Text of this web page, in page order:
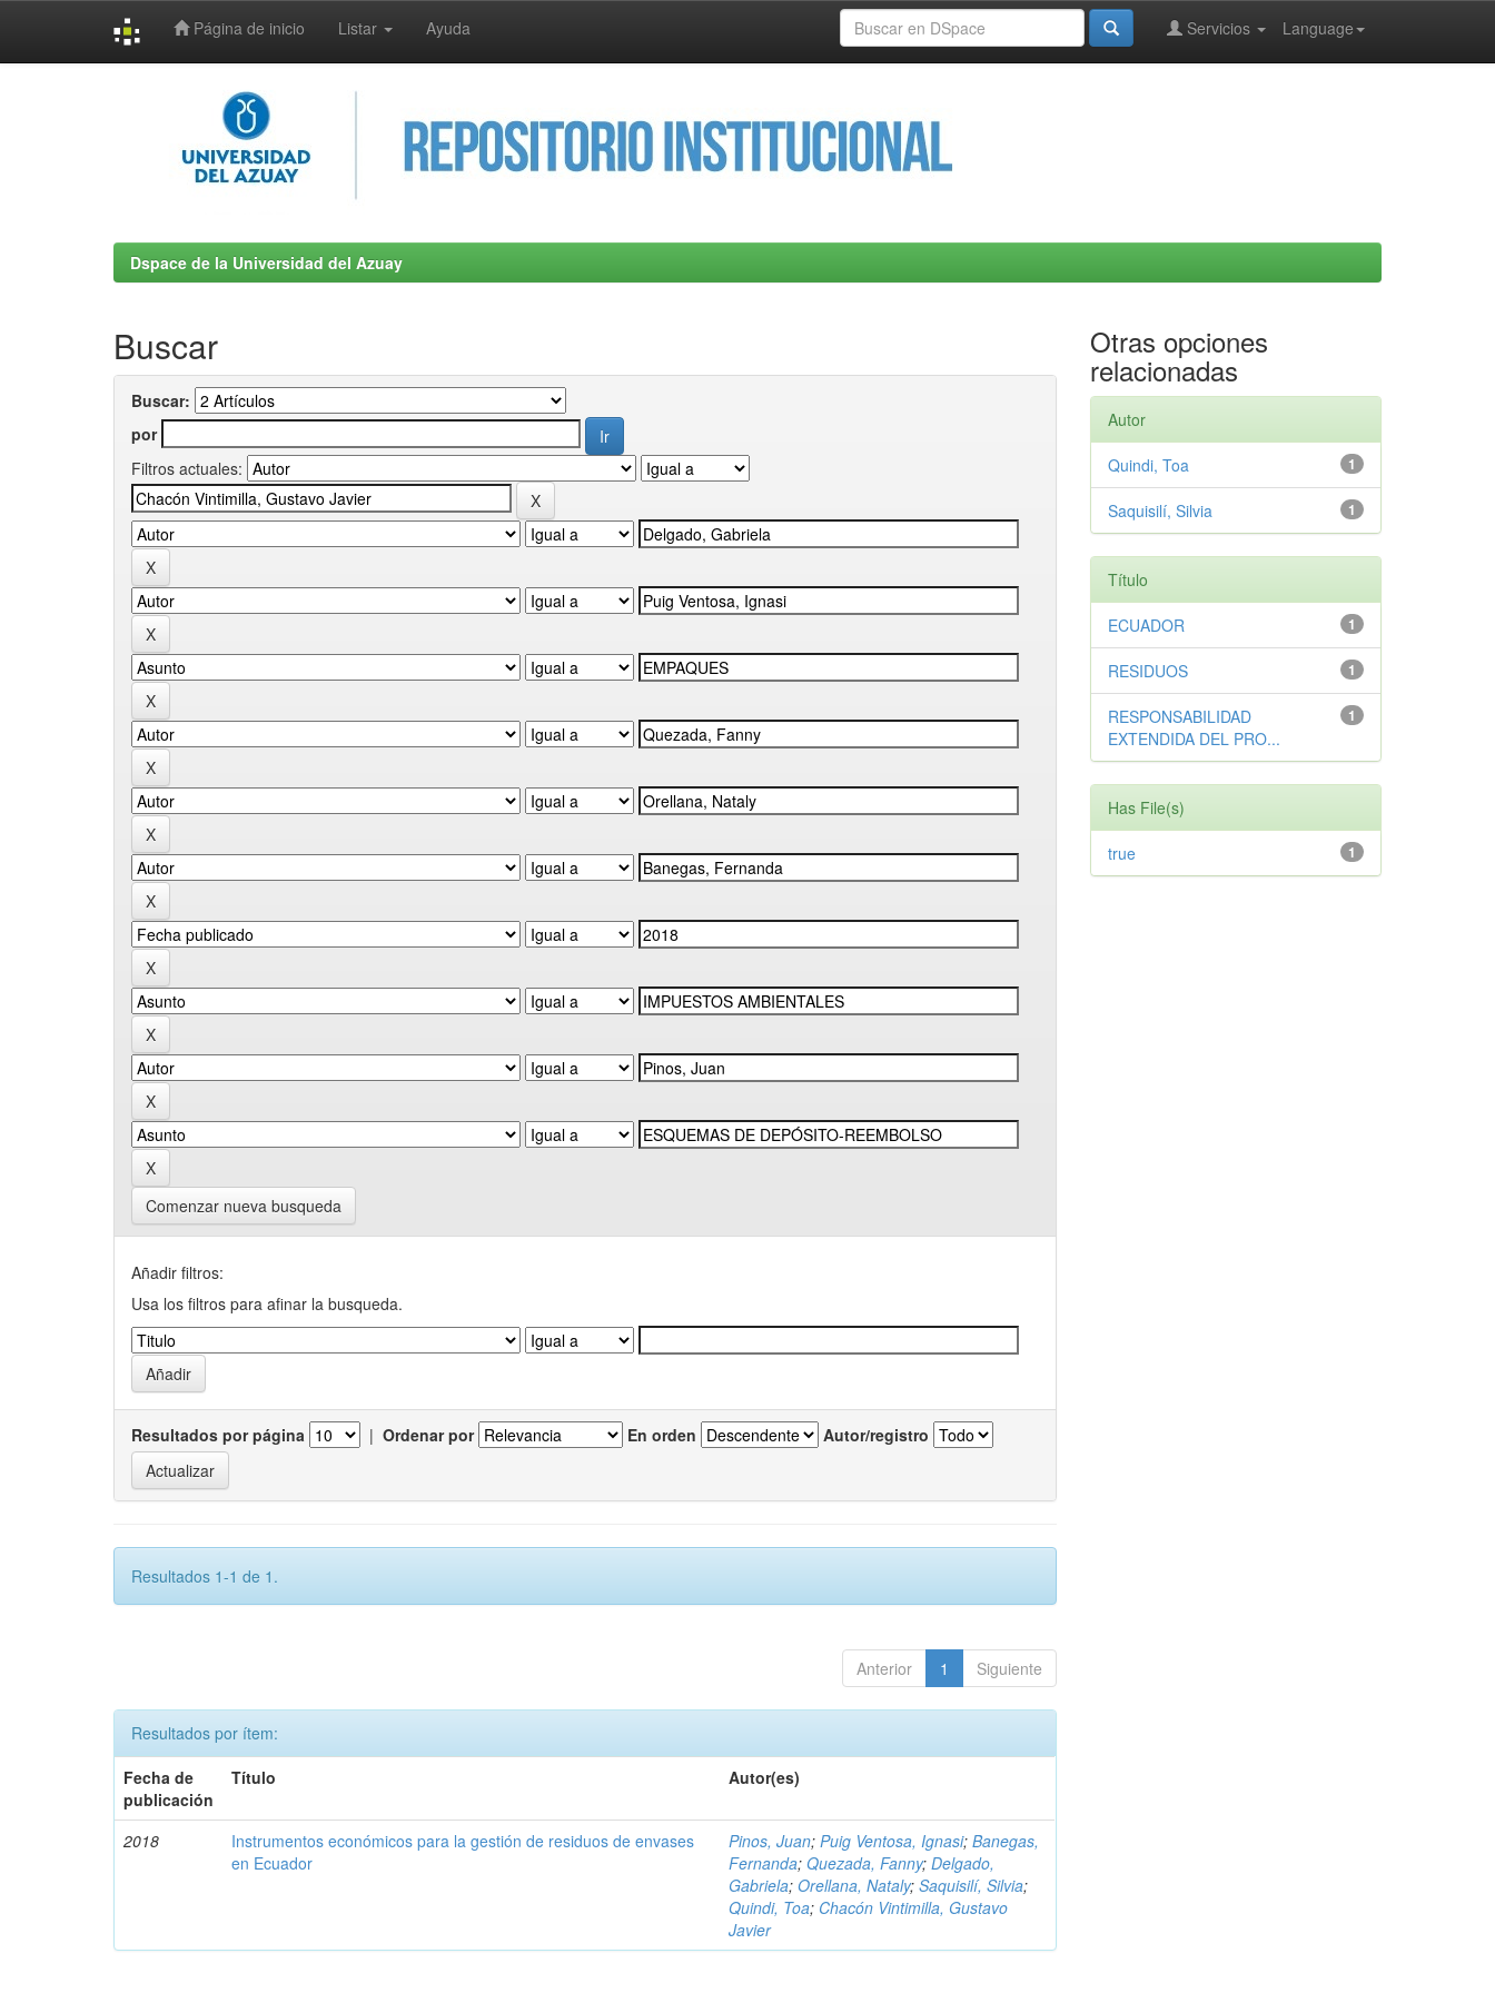
Página de inicio Listar Ayuda Language
Servicios
Dspace de la Universidad del Azuay
Buscar
Buscar:
por
Filtros actuales:
Comenzar nueva busqueda
Añadir filtros:
Usa los filtros para afinar la busqueda.
Resultados por página | Ordenar por En orden Autor/registro
Resultados 1-1 de 1.
Anterior 1 Siguiente
Resultados por ítem:
Fecha de
publicación
Título Autor(es)
2018
Instrumentos económicos para la gestión de residuos de envases
en Ecuador
Pinos, Juan;Puig Ventosa, Ignasi;Banegas,
Fernanda;Quezada, Fanny;Delgado,
Gabriela;Orellana, Nataly;Saquisilí, Silvia;
Quindi, Toa; Chacón Vintimilla, Gustavo
Javier
Otras opciones
relacionadas
Autor
1
Quindi, Toa
1
Saquisilí, Silvia
Título
1
ECUADOR
1
RESIDUOS
1
RESPONSABILIDAD
EXTENDIDA DEL PRO...
Has File(s)
1
true